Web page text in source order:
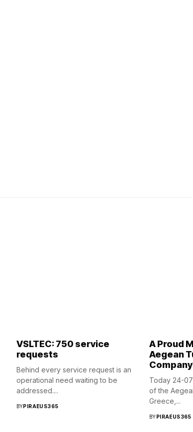
VSLTEC: 750 service
requests
Behind every service request is an
operational need waiting to be
addressed....
BYPIRAEUS365
A Proud
Aegean
Today 24-
of the
Greece,...
BYPIRAEUS365